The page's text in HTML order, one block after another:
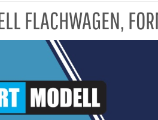
FLACHWAGEN,